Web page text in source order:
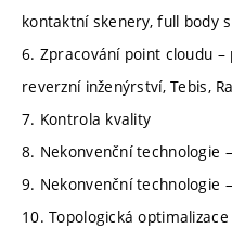
kontaktní skenery, full body
6. Zpracování point cloudu –
reverzní inženýrství, Tebis,
7. Kontrola kvality
8. Nekonvenční technologie
9. Nekonvenční technologie
10. Topologická optimalizace